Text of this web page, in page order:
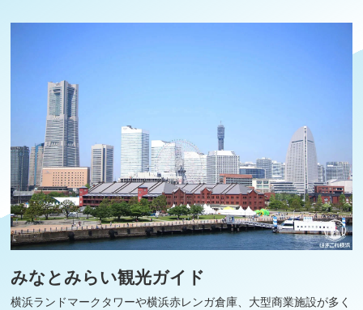
みなとみらい観光ガイド
横浜ランドマークタワーや横浜赤レンガ倉庫、大型商業施設が多く